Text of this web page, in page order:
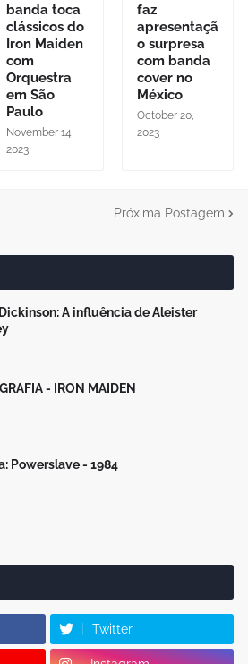
banda toca
clássicos do
Iron Maiden
com
Orquestra
em São
Paulo
November 14,
2023
faz
apresentaçã
o surpresa
com banda
cover no
México
October 20,
2023
Próxima Postagem
A influência de Aleister
- IRON MAIDEN
Powerslave - 1984
Twitter